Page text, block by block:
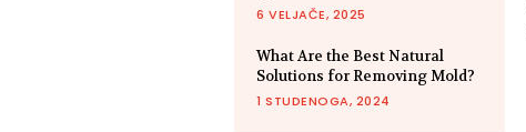
6 VELJAČE, 2025
What Are the Best Natural
Solutions for Removing Mold?
1 STUDENOGA, 2024